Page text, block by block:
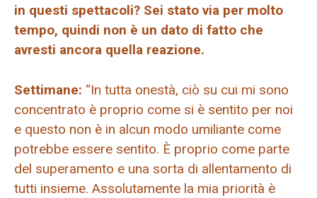
in questi spettacoli? Sei stato via per molto
tempo, quindi non è un dato di fatto che
avresti ancora quella reazione.
Settimane: “In tutta onestà, ciò su cui mi sono
concentrato è proprio come si è sentito per noi
e questo non è in alcun modo umiliante come
potrebbe essere sentito. È proprio come parte
del superamento e una sorta di allentamento di
tutti insieme. Assolutamente la mia priorità è